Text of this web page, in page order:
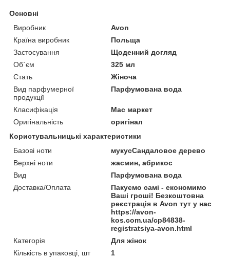
Основні
Виробник
Avon
Країна виробник
Польща
Застосування
Щоденний догляд
Об`єм
325 мл
Стать
Жіноча
Вид парфумерної
продукції
Парфумована вода
Класифікація
Мас маркет
Оригінальність
оригінал
Користувальницькі характеристики
Базові ноти
мукусСандаловое дерево
Верхні ноти
жасмин, абрикос
Вид
Парфумована вода
Доставка/Оплата
Пакуємо самі - економимо
Ваші гроші! Безкоштовна
реєстрація в Avon тут у нас
https://avon-
kos.com.ua/cp84838-
registratsiya-avon.html
Категорія
Для жінок
Кількість в упаковці, шт
1